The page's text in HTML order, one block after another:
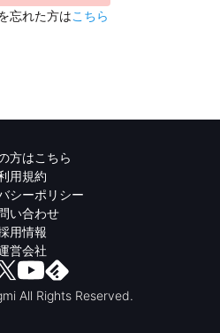
忘れた方はこちら
方はこちら
用規約
シーポリシー
い合わせ
用情報
営会社
All Rights Reserved.